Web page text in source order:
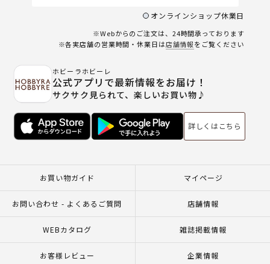
オンラインショップ休業日
※Webからのご注文は、24時間承っております
※各実店舗の営業時間・休業日は店舗情報をご覧ください
ホビーラホビーレ
公式アプリで最新情報をお届け！
サクサク見られて、楽しいお買い物♪
詳しくはこちら
お買い物ガイド マイページ
お問い合わせ - よくあるご質問 店舗情報
WEBカタログ 雑誌掲載情報
お客様レビュー 企業情報